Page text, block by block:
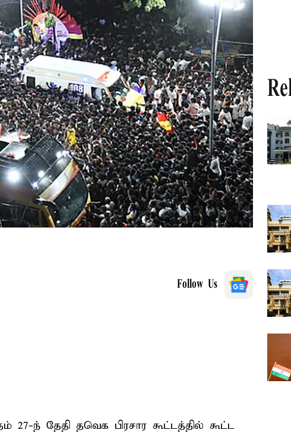
Follow Us
ந் தேதி தவெக பிரசார கூட்டத்தில் கூட்ட